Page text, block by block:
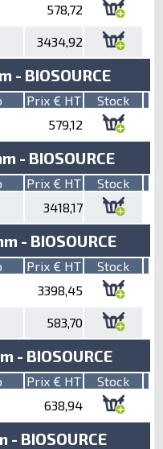
578,72
3434,92
- BIOSOURCE
Prix € HT
Stock
579,12
- BIOSOURCE
Prix € HT
Stock
3418,17
- BIOSOURCE
Prix € HT
Stock
3398,45
583,70
- BIOSOURCE
Prix € HT
Stock
638,94
BIOSOURCE